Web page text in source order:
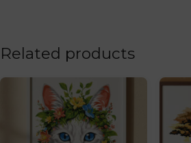
Related products